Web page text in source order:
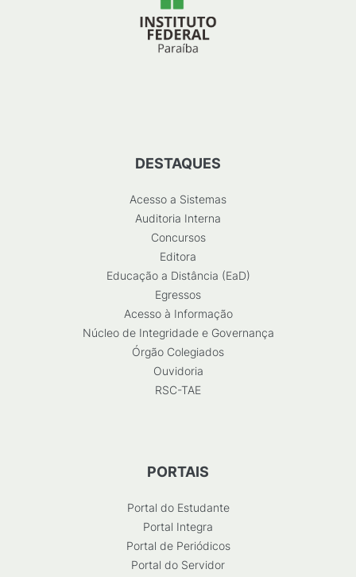
DESTAQUES
Acesso a Sistemas
Auditoria Interna
Concursos
Editora
Educação a Distância (EaD)
Egressos
Acesso à Informação
Núcleo de Integridade e Governança
Órgão Colegiados
Ouvidoria
RSC-TAE
PORTAIS
Portal do Estudante
Portal Integra
Portal de Periódicos
Portal do Servidor